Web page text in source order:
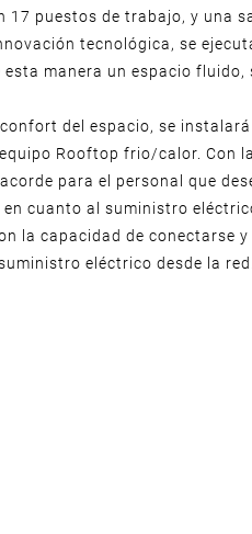
17 puestos de trabajo, y una
tecnológica, se
esta manera un espacio
del espacio, se
Rooftop frio/calor. Con
para el personal que
en cuanto al suministro
la capacidad de conectarse
eléctrico desde la red.